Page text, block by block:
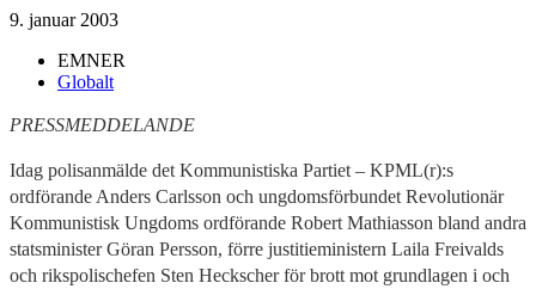
9. januar 2003
EMNER
Globalt
PRESSMEDDELANDE
Idag polisanmälde det Kommunistiska Partiet – KPML(r):s
ordförande Anders Carlsson och ungdomsförbundet Revolutionär
Kommunistisk Ungdoms ordförande Robert Mathiasson bland andra
statsminister Göran Persson, förre justitieministern Laila Freivalds
och rikspolischefen Sten Heckscher för brott mot grundlagen i och